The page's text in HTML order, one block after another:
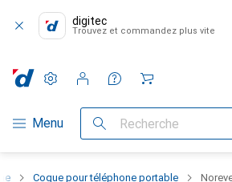
digitec
Trouvez et commandez plus vite
Navigation par catégorie
Menu Recherche
Paramètres
Compte client
Listes de comparaison
Listes d'envies
Panier
Coque pour téléphone portable